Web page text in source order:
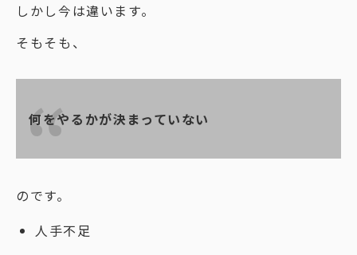
しかし今は違います。
そもそも、
何をやるかが決まっていない
のです。
人手不足